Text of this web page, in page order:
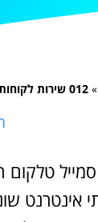
» 012 שירות לקוחות
חברת 012